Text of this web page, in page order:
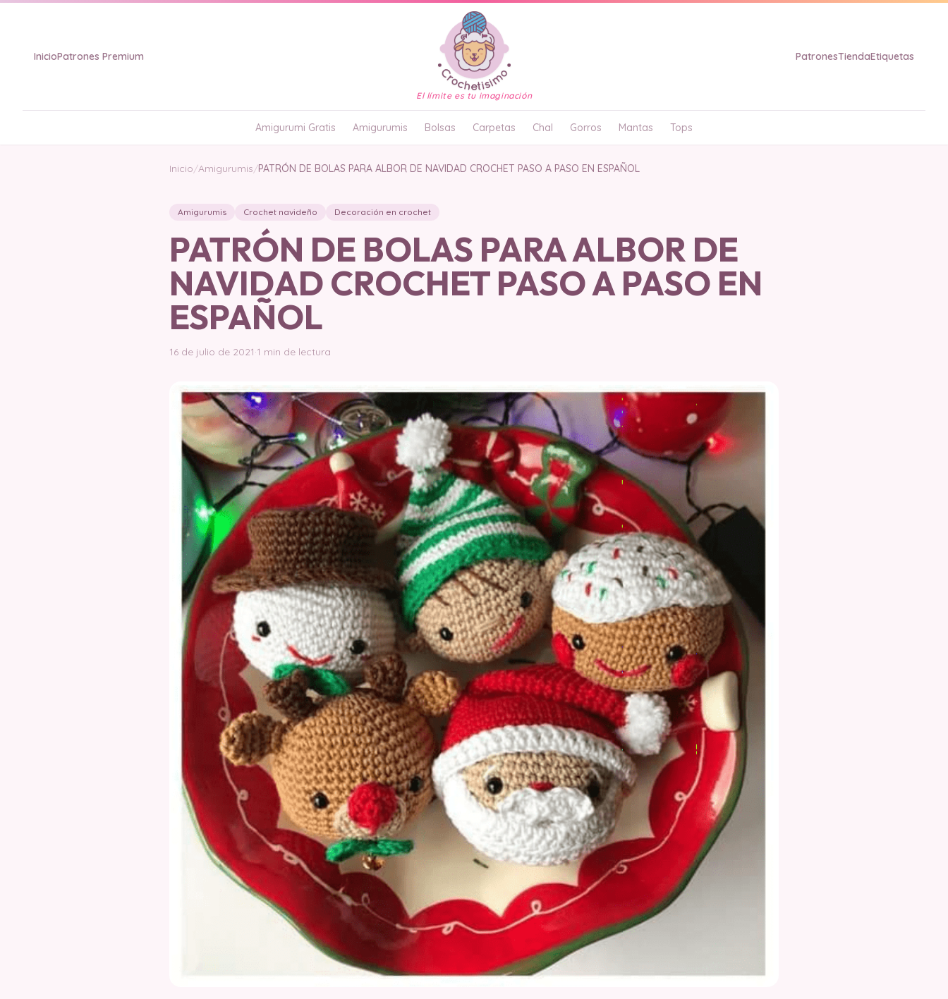
InicioPatrones Premium
El límite es tu imaginación
PatronesTiendaEtiquetas
Amigurumi Gratis Amigurumis Bolsas Carpetas Chal Gorros Mantas Tops
Inicio/Amigurumis/PATRÓN DE BOLAS PARA ALBOR DE NAVIDAD CROCHET PASO A PASO EN ESPAÑOL
Amigurumis Crochet navideño Decoración en crochet
PATRÓN DE BOLAS PARA ALBOR DE
NAVIDAD CROCHET PASO A PASO EN
ESPAÑOL
16 de julio de 2021·1 min de lectura